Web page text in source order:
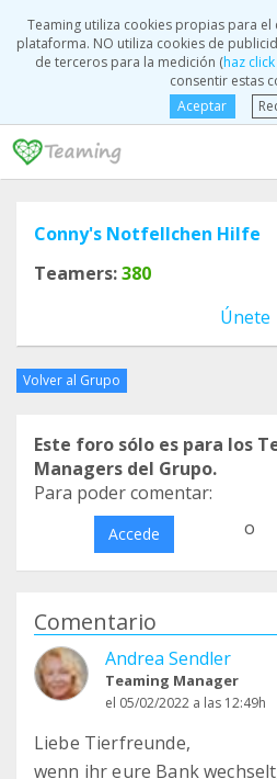
Teaming utiliza cookies propias para
plataforma. NO utiliza cookies de
de terceros para la medición (haz
consentir estas
Aceptar
Conny's Notfellchen Hilfe
Teamers:380
Únete
Volver al Grupo
Este foro sólo es para los
Managers del Grupo.
Para poder comentar:
Accede o
Comentario
Andrea Sendler
Teaming Manager
el 05/02/2022 a las 12:49h
Liebe Tierfreunde,
wenn ihr eure Bank